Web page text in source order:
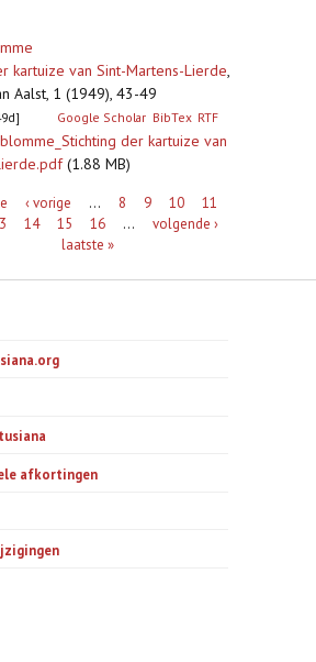
kartuize van Sint-Martens-Lierde,
Aalst, 1 (1949), 43-49
Google Scholar BibTex RTF
der kartuize van
(1.88 MB)
‹ vorige … 8 9 10
11
14 15 16 …
volgende ›
laatste »
afkortingen